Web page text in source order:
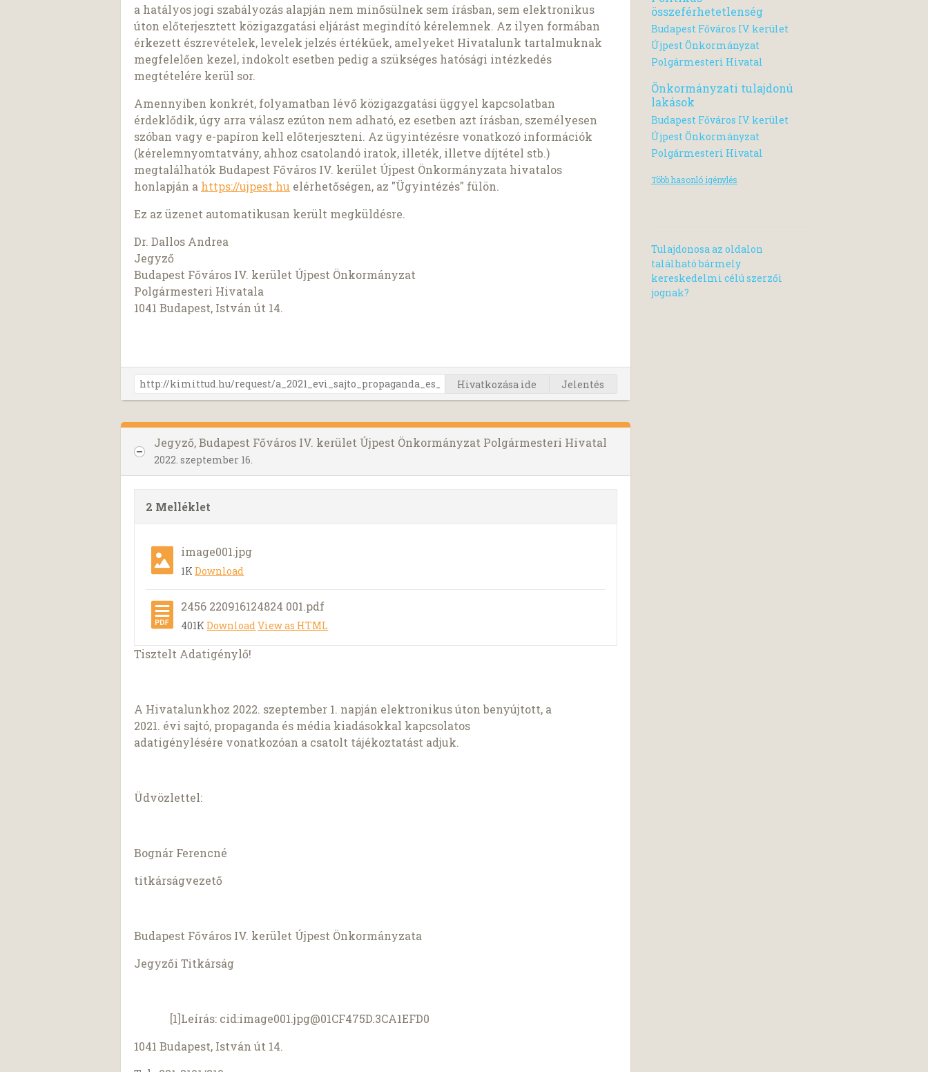
a hatályos jogi szabályozás alapján nem minősülnek sem írásban, sem elektronikus
úton előterjesztett közigazgatási eljárást megindító kérelemnek. Az ilyen formában
érkezett észrevételek, levelek jelzés értékűek, amelyeket Hivatalunk tartalmuknak
megfelelően kezel, indokolt esetben pedig a szükséges hatósági intézkedés
megtételére kerül sor.
Amennyiben konkrét, folyamatban lévő közigazgatási üggyel kapcsolatban
érdeklődik, úgy arra válasz ezúton nem adható, ez esetben azt írásban, személyesen
szóban vagy e-papíron kell előterjeszteni. Az ügyintézésre vonatkozó információk
(kérelemnyomtatvány, ahhoz csatolandó iratok, illeték, illetve díjtétel stb.)
megtalálhatók Budapest Főváros IV. kerület Újpest Önkormányzata hivatalos
honlapján a https://ujpest.hu elérhetőségen, az "Ügyintézés" fülön.
Ez az üzenet automatikusan került megküldésre.
Dr. Dallos Andrea
Jegyző
Budapest Főváros IV. kerület Újpest Önkormányzat
Polgármesteri Hivatala
1041 Budapest, István út 14.
Hivatkozása ide Jelentés
Jegyző, Budapest Főváros IV. kerület Újpest Önkormányzat Polgármesteri Hivatal
2022. szeptember 16.
2 Melléklet
image001.jpg
1KDownload
2456 220916124824 001.pdf
401KDownloadView as HTML
Tisztelt Adatigénylő!
A Hivatalunkhoz 2022. szeptember 1. napján elektronikus úton benyújtott, a
2021. évi sajtó, propaganda és média kiadásokkal kapcsolatos
adatigénylésére vonatkozóan a csatolt tájékoztatást adjuk.
Üdvözlettel:
Bognár Ferencné
titkárságvezető
Budapest Főváros IV. kerület Újpest Önkormányzata
Jegyzői Titkárság
[1]Leírás: cid:image001.jpg@01CF475D.3CA1EFD0
1041 Budapest, István út 14.
összeférhetetlenség
Budapest Főváros IV. kerület
Újpest Önkormányzat
Polgármesteri Hivatal
Önkormányzati tulajdonú
lakások
Budapest Főváros IV. kerület
Újpest Önkormányzat
Polgármesteri Hivatal
Több hasonló igénylés
Tulajdonosa az oldalon
található bármely
kereskedelmi célú szerzői
jognak?